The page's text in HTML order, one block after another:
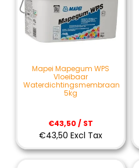
Mapei Mapegum WPS
Vloeibaar
Waterdichtingsmembraan
5kg
€43,50 / ST
€43,50 Excl Tax